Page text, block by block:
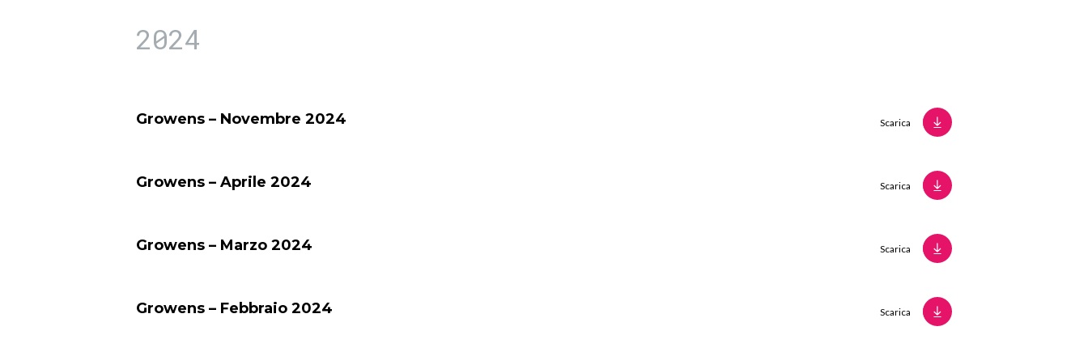
2024
Growens – Novembre 2024 Scarica
Growens – Aprile 2024 Scarica
Growens – Marzo 2024 Scarica
Growens – Febbraio 2024 Scarica